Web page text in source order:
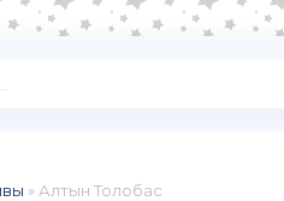
» Алтын Толобас